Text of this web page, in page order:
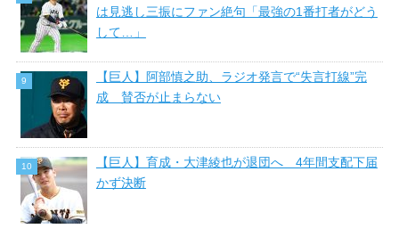
は見逃し三振にファン絶句「最強の1番打者がどう
して…」
【巨人】阿部慎之助、ラジオ発言で“失言打線”完
成 賛否が止まらない
【巨人】育成・大津綾也が退団へ 4年間支配下届
かず決断